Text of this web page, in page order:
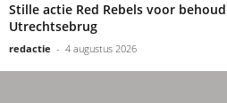
Stille actie Red Rebels voor
Utrechtsebrug
redactie - 4 augustus 2026